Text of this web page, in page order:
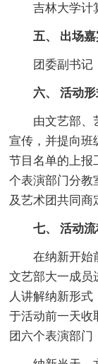
吉林大学计
五、 出场嘉
团委副书记，
六、 活动形
由文艺部、艺
宣传，并提向班
节目名单的上报
个表演部门分教
及艺术团共同商
七、 活动流
在纳新开始前
文艺部大一成员
人讲解纳新形式
于活动前一天收
团六个表演部门